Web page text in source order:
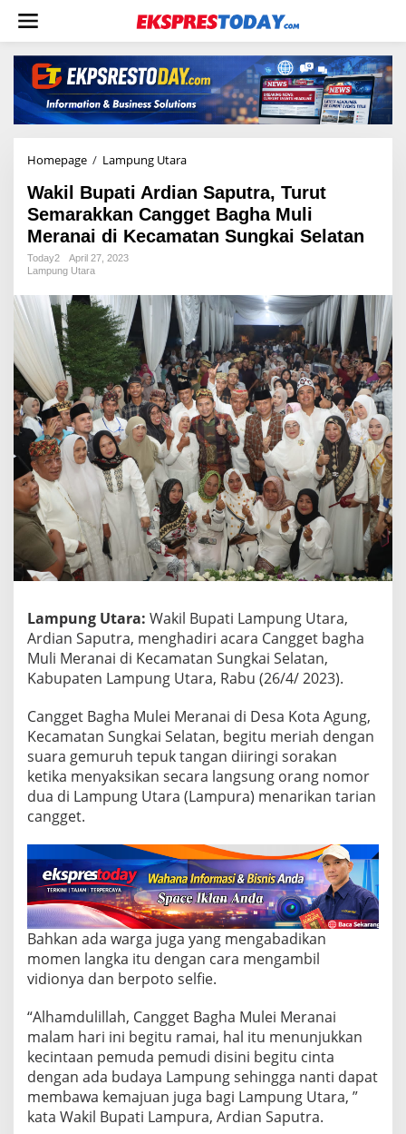
w
Homepage / Lampung Utara
k
i
l
B
t
i
A
r
d
i
a
n
S
a
p
u
t
r
a
,
T
u
u
t
S
e
m
r
a
k
a
n
n
g
g
e
t
B
a
g
h
M
u
l
i
M
e
r
a
Wakil Bupati Ardian Saputra, Turut
Semarakkan Cangget Bagha Muli
Meranai di Kecamatan Sungkai Selatan
Today2
April 27, 2023
Lampung Utara
Lampung Utara: Wakil Bupati Lampung Utara,
Ardian Saputra, menghadiri acara Cangget bagha
Muli Meranai di Kecamatan Sungkai Selatan,
Kabupaten Lampung Utara, Rabu (26/4/ 2023).
Cangget Bagha Mulei Meranai di Desa Kota Agung,
Kecamatan Sungkai Selatan, begitu meriah dengan
suara gemuruh tepuk tangan diiringi sorakan
ketika menyaksikan secara langsung orang nomor
dua di Lampung Utara (Lampura) menarikan tarian
cangget.
Bahkan ada warga juga yang mengabadikan
momen langka itu dengan cara mengambil
vidionya dan berpoto selfie.
“Alhamdulillah, Cangget Bagha Mulei Meranai
malam hari ini begitu ramai, hal itu menunjukkan
kecintaan pemuda pemudi disini begitu cinta
dengan ada budaya Lampung sehingga nanti dapat
membawa kemajuan juga bagi Lampung Utara, ”
kata Wakil Bupati Lampura, Ardian Saputra.